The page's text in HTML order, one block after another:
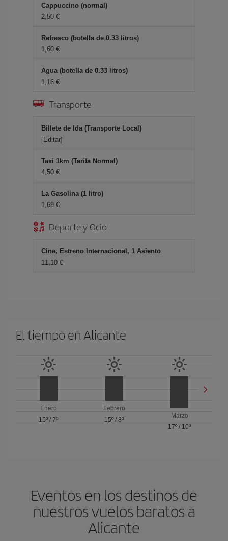
Cappuccino (normal)
2,50 €
Refresco (botella de 0.33 litros)
1,60 €
Agua (botella de 0.33 litros)
1,16 €
Transporte
Billete de Ida (Transporte Local)
[Editar]
Taxi 1km (Tarifa Normal)
4,50 €
La Gasolina (1 litro)
1,69 €
Deporte y Ocio
Cine, Estreno Internacional, 1 Asiento
11,10 €
El tiempo en Alicante
Enero
15º /7º
Febrero
15º / 8º
Marzo
17º / 10º
Eventos en los destinos de
nuestros vuelos baratos a
Alicante